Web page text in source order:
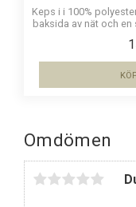
Omdömen
Keps i i 100%
baksida av nät och en